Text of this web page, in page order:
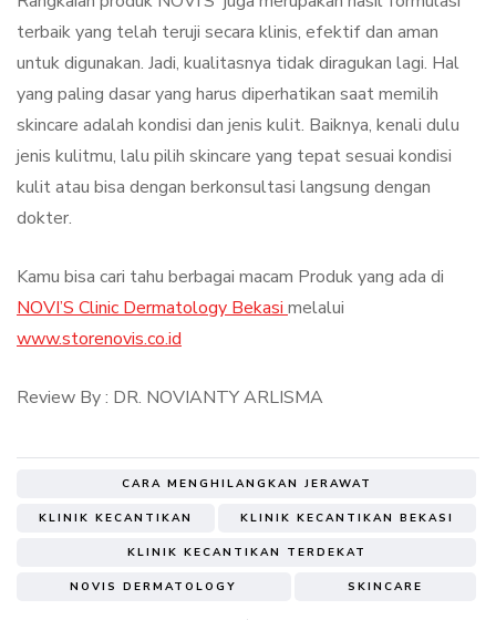
terbaik yang telah teruji secara klinis, efektif dan aman
untuk digunakan. Jadi, kualitasnya tidak diragukan lagi. Hal
yang paling dasar yang harus diperhatikan saat memilih
skincare adalah kondisi dan jenis kulit. Baiknya, kenali dulu
jenis kulitmu, lalu pilih skincare yang tepat sesuai kondisi
kulit atau bisa dengan berkonsultasi langsung dengan
dokter.
Kamu bisa cari tahu berbagai macam Produk yang ada di
NOVI’S Clinic Dermatology Bekasi melalui
www.storenovis.co.id
Review By : DR. NOVIANTY ARLISMA
CARA MENGHILANGKAN JERAWAT
KLINIK KECANTIKAN KLINIK KECANTIKAN BEKASI
KLINIK KECANTIKAN TERDEKAT
NOVIS DERMATOLOGY SKINCARE